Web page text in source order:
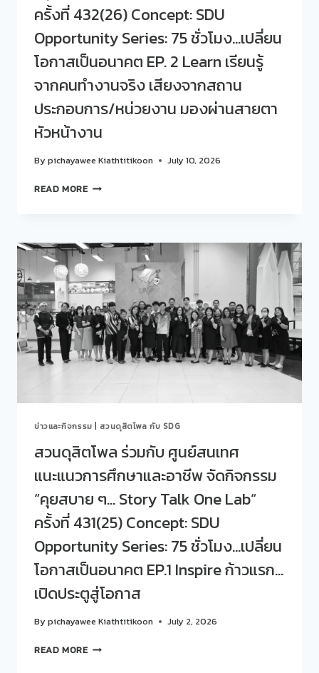
433(27)
CONCEPT:
SDU
OPPORTUNITY
75
ชั่วโมง…
โอกาส
อนาคต
3
โอกาส…
สู่
ความ
สำเร็จ
75
ชั่วโมง
เปลี่ยน
ชีวิต
SUCCESS
ครั้งที่ 432(26) Concept: SDU
Opportunity Series: 75 ชั่วโมง…เปลี่ยน
โอกาสเป็นอนาคต EP. 2 Learn เรียนรู้
จากคนทำงานจริง เสียงจากสถาน
ประกอบการ/หน่วยงาน มองผ่านสายตา
หัวหน้างาน
Bypichayawee Kiathtitikoon July 10, 2026
READ MOREสวน
ร่วม
กับ
ศูนย์
สนเทศ
แนะแนว
การ
ศึกษา
และ
อาชีพ
กิจกรรม
ๆ…
STORY
TALK
ONE
LAB“
ครั้ง
432(26)
CONCEPT:
SDU
OPPORTUNITY
SERIES:
75
เปลี่ยน
เป็น
ข่าวและกิจกรรม สวนดุสิตโพล กับ SDG
สวนดุสิตโพล ร่วมกับ ศูนย์สนเทศ
แนะแนวการศึกษาและอาชีพ จัดกิจกรรม
“คุยสบาย ๆ… Story Talk One Lab“
ครั้งที่ 431(25) Concept: SDU
Opportunity Series: 75 ชั่วโมง…เปลี่ยน
โอกาสเป็นอนาคต EP.1 Inspire ก้าวแรก…
เปิดประตูสู่โอกาส
Bypichayawee Kiathtitikoon July 2, 2026
READ MOREสวน